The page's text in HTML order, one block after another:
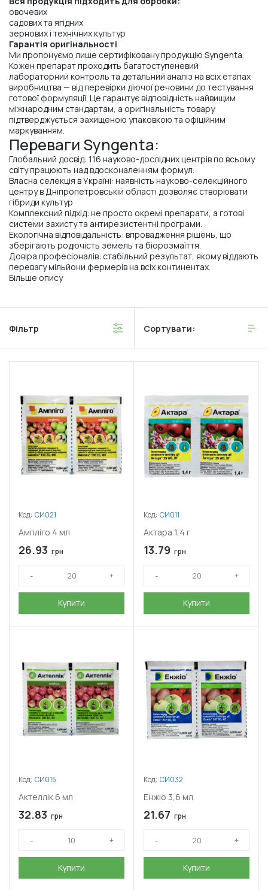
овочевих
садових та ягідних
зернових і технічних культур
Гарантія оригінальності
Ми пропонуємо лише сертифіковану продукцію Syngenta.
Кожен препарат проходить багатоступеневий
лабораторний контроль та детальний аналіз на всіх етапах
виробництва — від перевірки діючої речовини до тестування
готової формуляції. Це гарантує відповідність найвищим
міжнародним стандартам, а оригінальність товару
підтверджується захищеною упаковкою та офіційним
маркуванням.
Переваги Syngenta:
Глобальний досвід: 116 науково-дослідних центрів по всьому
світу працюють над вдосконаленням формул.
Власна селекція в Україні: наявність науково-селекційного
центру в Дніпропетровській області дозволяє створювати
гібриди культур
Комплексний підхід: не просто окремі препарати, а готові
системи захисту та антирезистентні програми.
Екологічна відповідальність: впровадження рішень, що
зберігають родючість земель та біорозмаїття.
Довіра професіоналів: стабільний результат, якому віддають
перевагу мільйони фермерів на всіх континентах.
Більше опису
Фільтр Сортувати:
Код: СИ021
Ампліго 4 мл
26.93 грн
Купити
Код: СИ011
Актара 1,4 г
13.79 грн
Купити
Код: СИ015
Актеллік 6 мл
32.83 грн
Купити
Код: СИ032
Енжіо 3,6 мл
21.67 грн
Купити